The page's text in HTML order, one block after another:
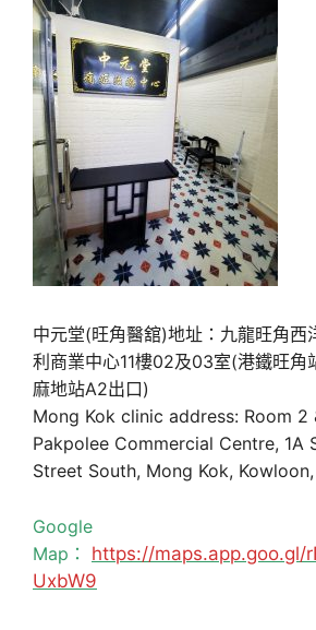
中元堂(旺角醫舘)地址：九龍旺角西
利商業中心11樓02及03室(港鐵旺角
麻地站A2出口)
Mong Kok clinic address: Room 2
Pakpolee Commercial Centre, 1A
Street South, Mong Kok,
Google
Map： https://maps.app.goo.gl/
UxbW9